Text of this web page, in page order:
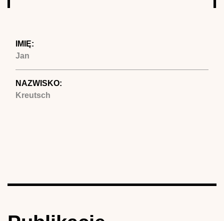
IMIĘ:
Jan
NAZWISKO:
Kreutsch